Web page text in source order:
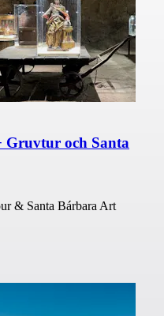
Gruvtur och Santa
& Santa Bárbara Art